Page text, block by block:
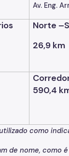
Av. Eng.
Norte
26,9 km
590,4
como
de nome, como